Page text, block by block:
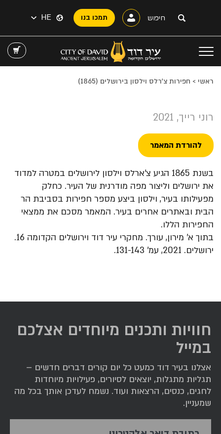
תמכו בנו HE
ראשי > חפירות צ'רלס וילסון בירושלים (1865)
רוני רייך, 2021
להורדת המאמר
בשנת 1865 הגיע צ'ארלס וילסון לירושלים במטרה למדוד
את ירושלים וליצור מפה מודרנית של העיר. כחלק
מפעילותו בעיר, וילסון ביצע מספר חפירות בסביבת הר
הבית ובאתרים אחרים בעיר. המאמר מסכם את ממצאי
החפירות הללו.
בתוך א' מירון, עורך. מחקרי עיר דוד וירושלים הקדומה 16.
ירושלים. 2021, עמ' 131-143.
חוויות ותכנים מיוחדים אצלכם
במייל
אצלנו בעיר דוד כמעט כל יום קורים דברים חדשים –
תגליות מתגלות, יוצאים לסיורים, פעילויות מיוחדות
לחגים, כנסים, הרצאות ועוד. נשמח לעדכן אותך בכל מה
שמעניין.